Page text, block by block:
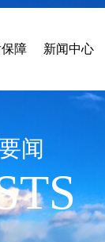
障 新闻中心
闻